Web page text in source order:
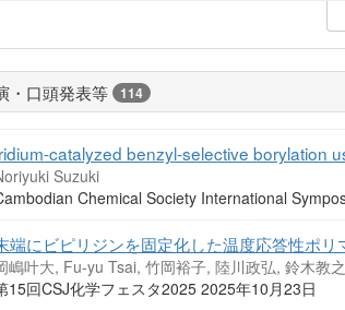
・口頭発表等 114
catalyzed benzyl-selective borylation
Suzuki
Chemical Society International
端にビピリジンを固定化した温度応答性ポ
嶋叶大, Fu-yu Tsai, 竹岡裕子, 陸川政弘, 鈴木教之
15回CSJ化学フェスタ2025 2025年10月23日